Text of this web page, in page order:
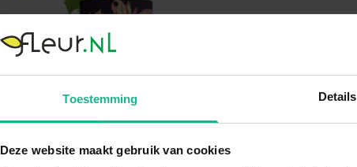
Toestemming Details
Deze website maakt gebruik van cookies